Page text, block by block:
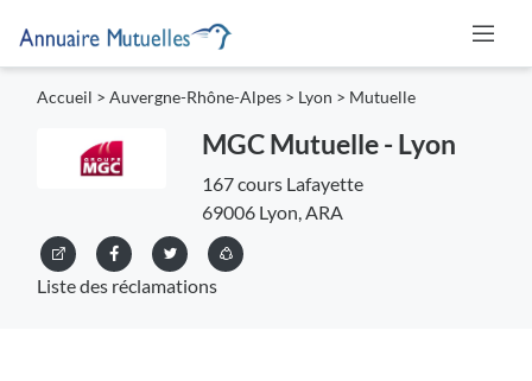
Accueil > Auvergne-Rhône-Alpes > Lyon > Mutuelle
MGC Mutuelle - Lyon
167 cours Lafayette
69006 Lyon, ARA
Liste des réclamations